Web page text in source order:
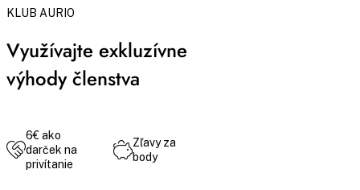
KLUB AURIO
Využívajte exkluzívne
výhody členstva
6€ ako
darček na
privítanie
Zľavy za
body